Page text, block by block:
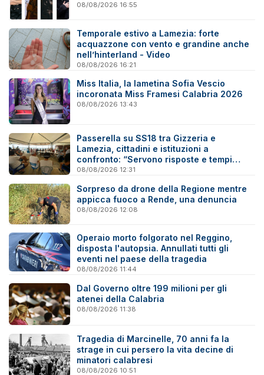
08/08/2026 16:55
Temporale estivo a Lamezia: forte
acquazzone con vento e grandine anche
nell’hinterland - Video
08/08/2026 16:21
Miss Italia, la lametina Sofia Vescio
incoronata Miss Framesi Calabria 2026
08/08/2026 13:43
Passerella su SS18 tra Gizzeria e
Lamezia, cittadini e istituzioni a
confronto: “Servono risposte e tempi
certi”
08/08/2026 12:31
Sorpreso da drone della Regione mentre
appicca fuoco a Rende, una denuncia
08/08/2026 12:08
Operaio morto folgorato nel Reggino,
disposta l'autopsia. Annullati tutti gli
eventi nel paese della tragedia
08/08/2026 11:44
Dal Governo oltre 199 milioni per gli
atenei della Calabria
08/08/2026 11:38
Tragedia di Marcinelle, 70 anni fa la
strage in cui persero la vita decine di
minatori calabresi
08/08/2026 10:51